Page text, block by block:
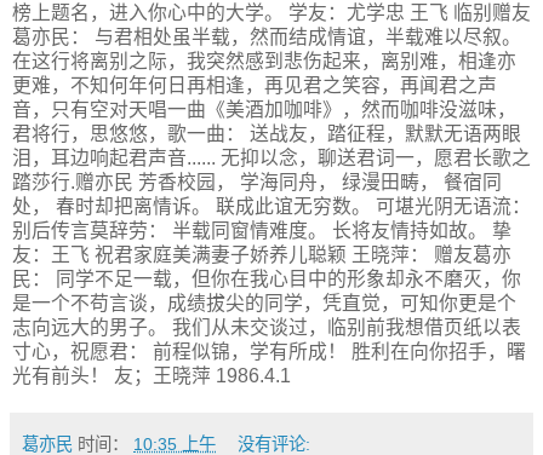
榜上题名，进入你心中的大学。 学友：尤学忠 王飞 临别赠友
葛亦民： 与君相处虽半载，然而结成情谊，半载难以尽叙。
在这行将离别之际，我突然感到悲伤起来，离别难，相逢亦
更难，不知何年何日再相逢，再见君之笑容，再闻君之声
音，只有空对天唱一曲《美酒加咖啡》，然而咖啡没滋味，
君将行，思悠悠，歌一曲： 送战友，踏征程，默默无语两眼
泪，耳边响起君声音...... 无抑以念，聊送君词一，愿君长歌之
踏莎行.赠亦民 芳香校园， 学海同舟， 绿漫田畴， 餐宿同
处， 春时却把离情诉。 联成此谊无穷数。 可堪光阴无语流：
别后传言莫辞劳： 半载同窗情难度。 长将友情持如故。 挚
友：王飞 祝君家庭美满妻子娇养儿聪颖 王晓萍： 赠友葛亦
民： 同学不足一载，但你在我心目中的形象却永不磨灭，你
是一个不苟言谈，成绩拔尖的同学，凭直觉，可知你更是个
志向远大的男子。 我们从未交谈过，临别前我想借页纸以表
寸心，祝愿君： 前程似锦，学有所成！ 胜利在向你招手，曙
光有前头！ 友；王晓萍 1986.4.1
葛亦民 时间： 10:35 上午 没有评论: